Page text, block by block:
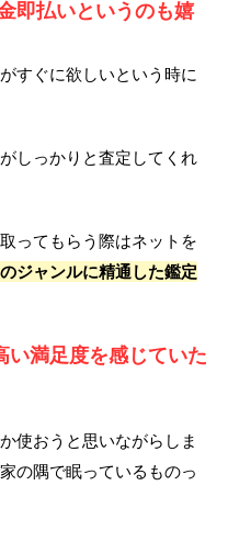
即払いというのも嬉
すぐに欲しいという時に
しっかりと査定してくれ
ってもらう際はネットを
ジャンルに精通した鑑定
い満足度を感じていた
使おうと思いながらしま
の隅で眠っているものっ